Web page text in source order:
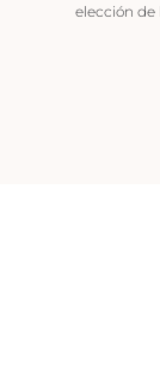
elección